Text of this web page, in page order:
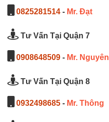
0825281514 - Mr. Đạt
Tư Vấn Tại Quận 7
0908648509 - Mr. Nguyên
Tư Vấn Tại Quận 8
0932498685 - Mr. Thông